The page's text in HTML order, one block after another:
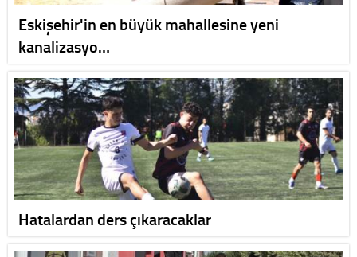
Eskişehir'in en büyük mahallesine yeni
kanalizasyo…
Hatalardan ders çıkaracaklar